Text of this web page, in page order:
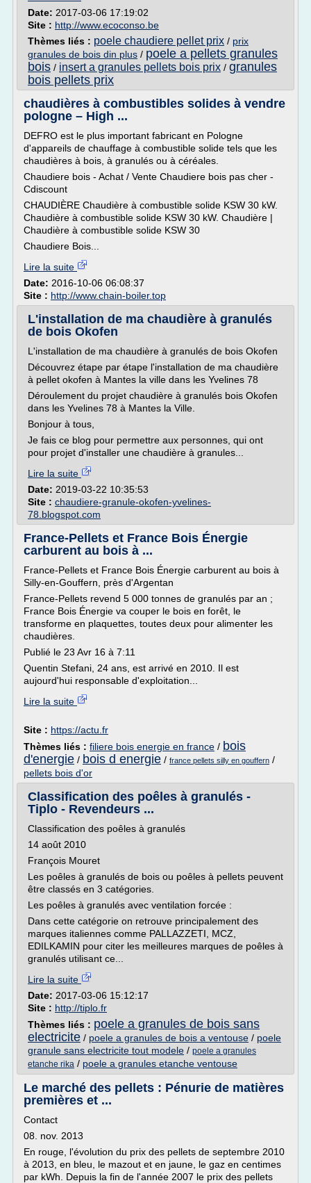
Date: 2017-03-06 17:19:02
Site : http://www.ecoconso.be
Thèmes liés : poele chaudiere pellet prix / prix
granules de bois din plus / poele a pellets granules
bois / insert a granules pellets bois prix / granules
bois pellets prix
chaudières à combustibles solides à vendre
pologne – High ...
DEFRO est le plus important fabricant en Pologne
d'appareils de chauffage à combustible solide tels que les
chaudières à bois, à granulés ou à céréales.
Chaudiere bois - Achat / Vente Chaudiere bois pas cher -
Cdiscount
CHAUDIÈRE Chaudière à combustible solide KSW 30 kW.
Chaudière à combustible solide KSW 30 kW. Chaudière |
Chaudière à combustible solide KSW 30
Chaudiere Bois...
Lire la suite
Date: 2016-10-06 06:08:37
Site : http://www.chain-boiler.top
L'installation de ma chaudière à granulés
de bois Okofen
L'installation de ma chaudière à granulés de bois Okofen
Découvrez étape par étape l'installation de ma chaudière
à pellet okofen à Mantes la ville dans les Yvelines 78
Déroulement du projet chaudière à granulés bois Okofen
dans les Yvelines 78 à Mantes la Ville.
Bonjour à tous,
Je fais ce blog pour permettre aux personnes, qui ont
pour projet d'installer une chaudière à granules...
Lire la suite
Date: 2019-03-22 10:35:53
Site : chaudiere-granule-okofen-yvelines-
78.blogspot.com
France-Pellets et France Bois Énergie
carburent au bois à ...
France-Pellets et France Bois Énergie carburent au bois à
Silly-en-Gouffern, près d'Argentan
France-Pellets revend 5 000 tonnes de granulés par an ;
France Bois Énergie va couper le bois en forêt, le
transforme en plaquettes, toutes deux pour alimenter les
chaudières.
Publié le 23 Avr 16 à 7:11
Quentin Stefani, 24 ans, est arrivé en 2010. Il est
aujourd'hui responsable d'exploitation...
Lire la suite
Site : https://actu.fr
Thèmes liés : filiere bois energie en france / bois
d'energie / bois d energie / france pellets silly en gouffern /
pellets bois d'or
Classification des poêles à granulés -
Tiplo - Revendeurs ...
Classification des poêles à granulés
14 août 2010
François Mouret
Les poêles à granulés de bois ou poêles à pellets peuvent
être classés en 3 catégories.
Les poêles à granulés avec ventilation forcée :
Dans cette catégorie on retrouve principalement des
marques italiennes comme PALLAZZETI, MCZ,
EDILKAMIN pour citer les meilleures marques de poêles à
granulés utilisant ce...
Lire la suite
Date: 2017-03-06 15:12:17
Site : http://tiplo.fr
Thèmes liés : poele a granules de bois sans
electricite / poele a granules de bois a ventouse / poele
granule sans electricite tout modele / poele a granules
etanche rika / poele a granules etanche ventouse
Le marché des pellets : Pénurie de matières
premières et ...
Contact
08. nov. 2013
En rouge, l'évolution du prix des pellets de septembre 2010
à 2013, en bleu, le mazout et en jaune, le gaz en centimes
par kWh. Depuis la fin de l'année 2007 le prix des pellets